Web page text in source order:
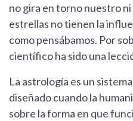
no gira en torno nuestro
estrellas no tienen la
como pensábamos. Por
científico ha sido una
La astrología es un
diseñado cuando la
sobre la forma en que